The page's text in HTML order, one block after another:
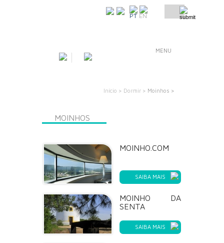
PT EN
MENU
Início > Dormir > Moinhos >
MOINHOS
MOINHO.COM
SAIBA MAIS
MOINHO DA
SENTA
SAIBA MAIS